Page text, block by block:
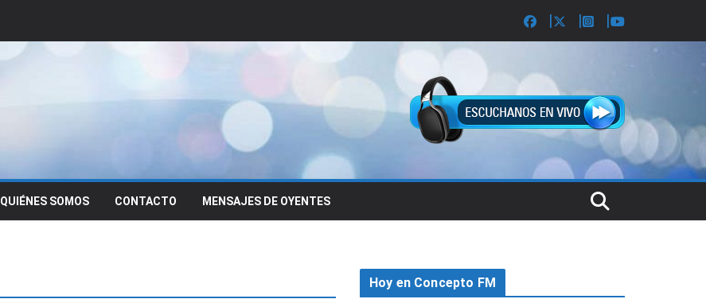
QUIÉNES SOMOS CONTACTO MENSAJES DE OYENTES
Hoy en Concepto FM